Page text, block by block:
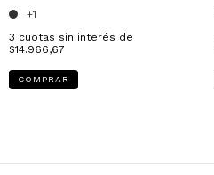
+1
3 cuotas sin interés de
$14.966,67
COMPRAR